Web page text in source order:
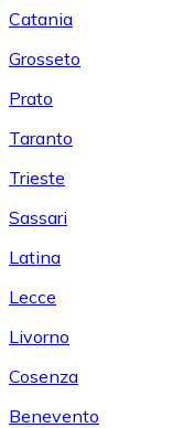
Catania
Grosseto
Prato
Taranto
Trieste
Sassari
Latina
Lecce
Livorno
Cosenza
Benevento